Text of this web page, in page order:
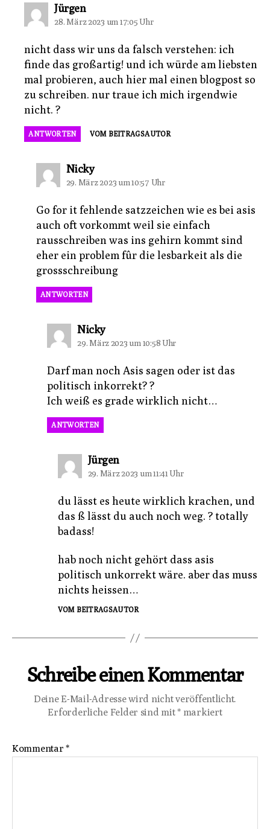
Jürgensagt:
28. März 2023 um 17:05 Uhr
nicht dass wir uns da falsch verstehen: ich
finde das großartig! und ich würde am liebsten
mal probieren, auch hier mal einen blogpost so
zu schreiben. nur traue ich mich irgendwie
nicht. ?
ANTWORTEN VOM BEITRAGSAUTOR
Nickysagt:
29. März 2023 um 10:57 Uhr
Go for it fehlende satzzeichen wie es bei asis
auch oft vorkommt weil sie einfach
rausschreiben was ins gehirn kommt sind
eher ein problem fûr die lesbarkeit als die
grossschreibung
ANTWORTEN
Nickysagt:
29. März 2023 um 10:58 Uhr
Darf man noch Asis sagen oder ist das
politisch inkorrekt? ?
Ich weiß es grade wirklich nicht…
ANTWORTEN
Jürgensagt:
29. März 2023 um 11:41 Uhr
du lässt es heute wirklich krachen, und
das ß lässt du auch noch weg. ? totally
badass!
hab noch nicht gehört dass asis
politisch unkorrekt wäre. aber das muss
nichts heissen…
VOM BEITRAGSAUTOR
Schreibe einen Kommentar
Deine E-Mail-Adresse wird nicht veröffentlicht.
Erforderliche Felder sind mit* markiert
Kommentar*